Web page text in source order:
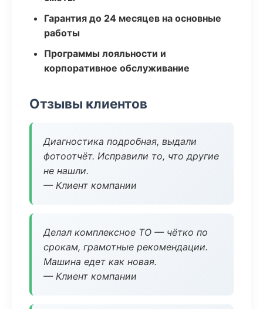
Гарантия до 24 месяцев на основные
работы
Программы лояльности и
корпоративное обслуживание
Отзывы клиентов
Диагностика подробная, выдали
фотоотчёт. Исправили то, что другие
не нашли.
— Клиент компании
Делал комплексное ТО — чётко по
срокам, грамотные рекомендации.
Машина едет как новая.
— Клиент компании